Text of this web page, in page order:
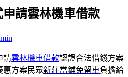
請雲林機車借款
請雲林機車借款認證合法借錢方案
惠方案民眾新莊當鋪免留車負擔給